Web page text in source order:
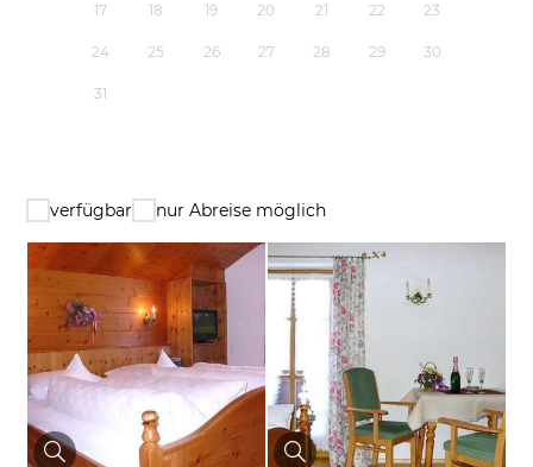
17 18 19 20 21 22 23
24 25 26 27 28 29 30
31
verfügbar nur Abreise möglich